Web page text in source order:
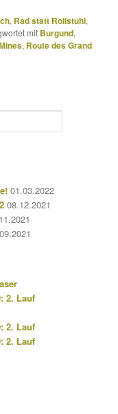
, Rad statt Rollstuhl,
mit Burgund,
, Route des Grand
01.03.2022
08.12.2021
2. Lauf
2. Lauf
2. Lauf